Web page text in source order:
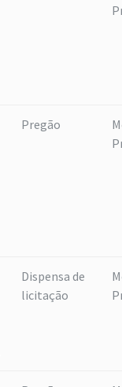
Pregão
Dispensa de
licitação